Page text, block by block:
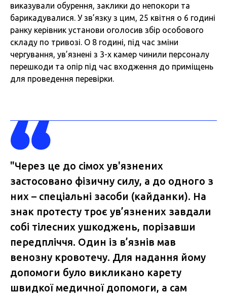
виказували обурення, заклики до непокори та
барикадувалися. У зв’язку з цим, 25 квітня о 6 годині
ранку керівник установи оголосив збір особового
складу по тривозі. О 8 годині, під час зміни
чергування, ув’язнені з 3-х камер чинили персоналу
перешкоди та опір під час входження до приміщень
для проведення перевірки.
"Через це до сімох ув'язнених
застосовано фізичну силу, а до одного з
них – спеціальні засоби (кайданки). На
знак протесту троє ув’язнених завдали
собі тілесних ушкоджень, порізавши
передпліччя. Один із в’язнів мав
венозну кровотечу. Для надання йому
допомоги було викликано карету
швидкої медичної допомоги, а сам